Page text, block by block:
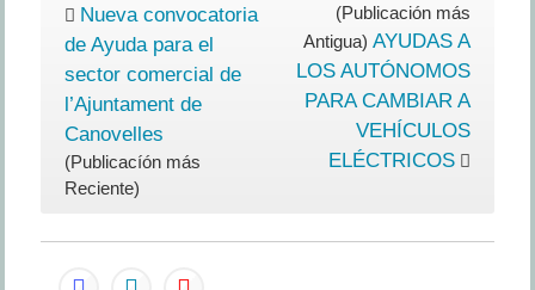
Quirze
destina
100.000
euros
a
ajuts
i
Nueva convocatoria
de Ayuda para el
sector comercial de
l’Ajuntament de
Canovelles
(Publicacíón más
Reciente)
(Publicación más
Antigua)AYUDAS A
LOS AUTÓNOMOS
PARA CAMBIAR A
VEHÍCULOS
ELÉCTRICOS